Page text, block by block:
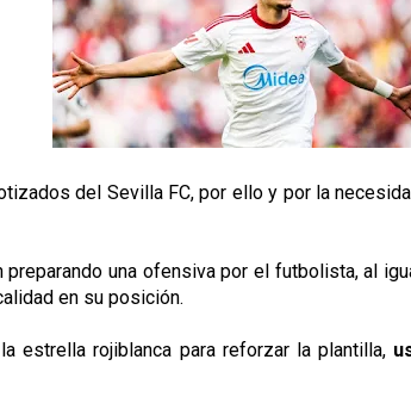
del Sevilla FC, por ello y por la
preparando una ofensiva por el futbolista, al
en su posición.
estrella rojiblanca para reforzar la plantilla,